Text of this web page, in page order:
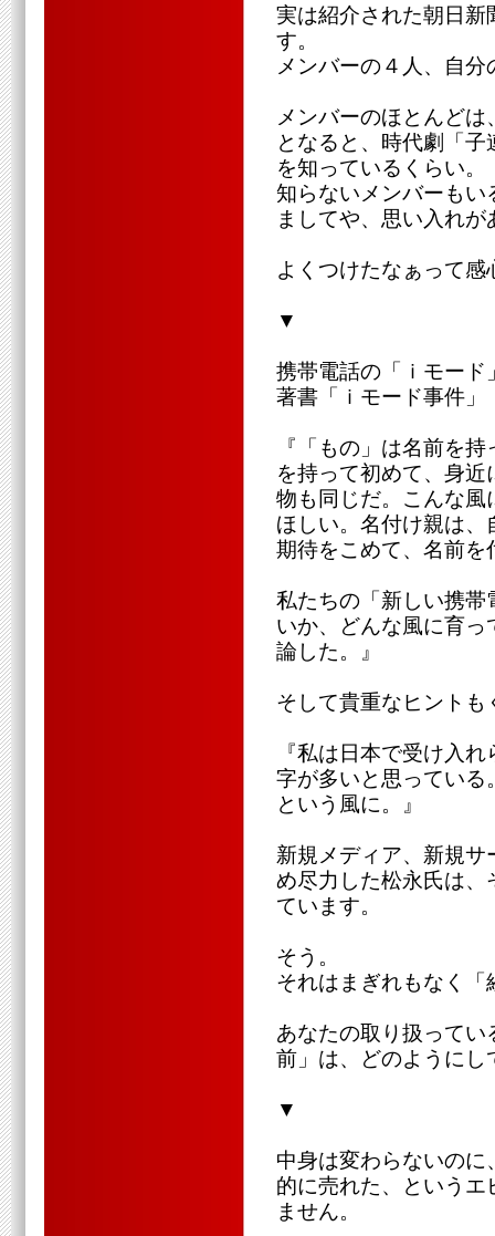
実は紹介された朝日新
す。
メンバーの４人、自
メンバーのほとんど
となると、時代劇「
を知っているくらい。
知らないメンバーもい
ましてや、思い入れ
よくつけたなぁって
▼
携帯電話の「ｉモード
著書「ｉモード事件」
『「もの」は名前を
を持って初めて、身
物も同じだ。こんな風
ほしい。名付け親は
期待をこめて、名前を
私たちの「新しい携帯
いか、どんな風に育
論した。』
そして貴重なヒントも
『私は日本で受け入
字が多いと思っている
という風に。』
新規メディア、新規
め尽力した松永氏は、
ています。
そう。
それはまぎれもなく「
あなたの取り扱って
前」は、どのようにし
▼
中身は変わらないの
的に売れた、という
ません。